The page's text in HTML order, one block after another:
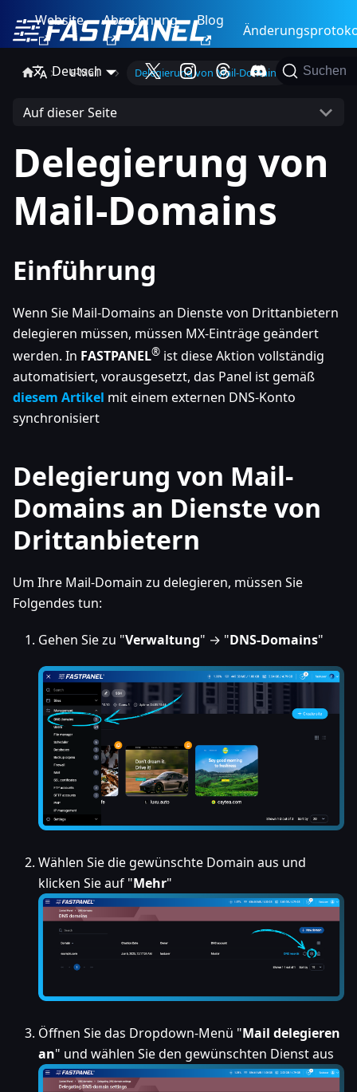
Website Abrechnung Blog
Deutsch Suchen
E-Mail Delegierung von Mail-Domains
Auf dieser Seite
Delegierung von
Mail-Domains
Einführung
Wenn Sie Mail-Domains an Dienste von Drittanbietern
delegieren müssen, müssen MX-Einträge geändert
werden. In FASTPANEL® ist diese Aktion vollständig
automatisiert, vorausgesetzt, das Panel ist gemäß
diesem Artikel mit einem externen DNS-Konto
synchronisiert
Delegierung von Mail-
Domains an Dienste von
Drittanbietern
Um Ihre Mail-Domain zu delegieren, müssen Sie
Folgendes tun:
Gehen Sie zu "Verwaltung" → "DNS-Domains"
Wählen Sie die gewünschte Domain aus und
klicken Sie auf "Mehr"
Öffnen Sie das Dropdown-Menü "Mail delegieren
an" und wählen Sie den gewünschten Dienst aus